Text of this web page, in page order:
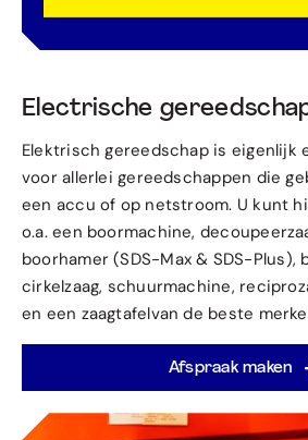
Electrische
Elektrisch gereedschap is eigenlijk
voor allerlei gereedschappen die
een accu of op netstroom. U kunt
o.a. een boormachine,
boorhamer (SDS-Max & SDS-Plus),
cirkelzaag, schuurmachine,
en een zaagtafelvan de beste
Afspraak maken